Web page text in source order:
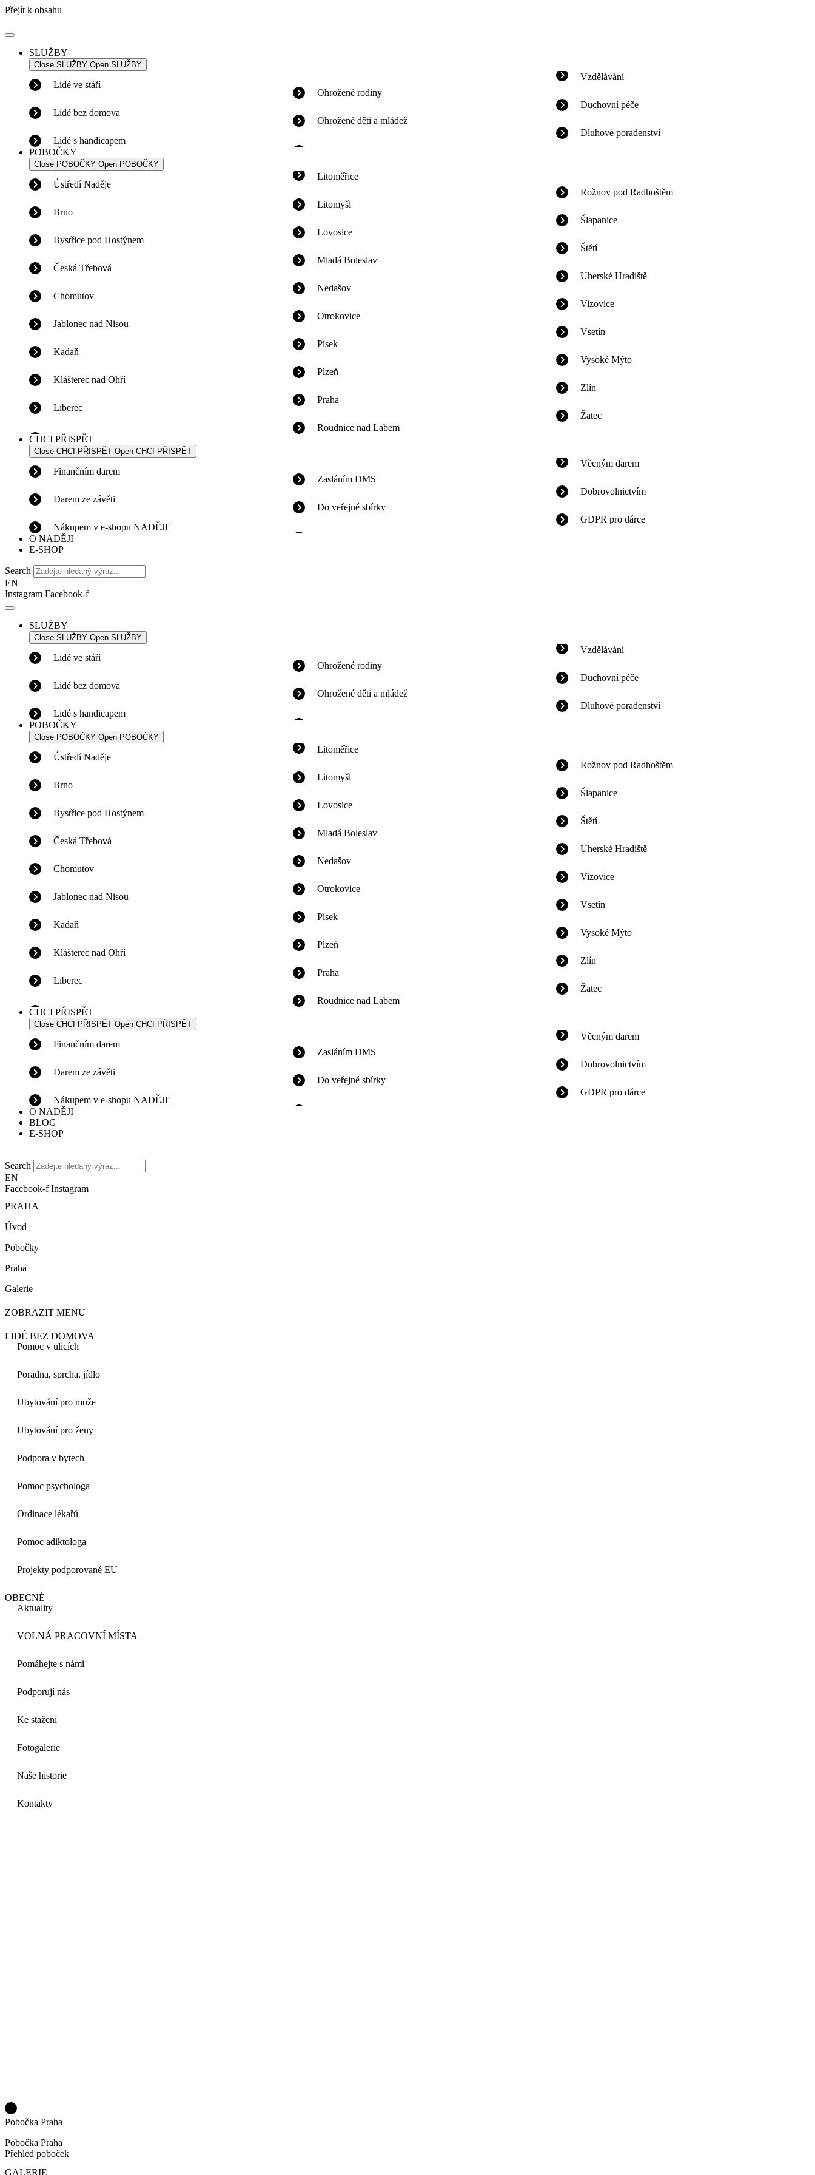
Přejít k obsahu
SLUŽBY
Close SLUŽBY Open SLUŽBY
Lidé ve stáří
Lidé bez domova
Lidé s handicapem
Ohrožené rodiny
Ohrožené děti a mládež
Vzdělávání
Duchovní péče
Dluhové poradenství
POBOČKY
Close POBOČKY Open POBOČKY
Ústředí Naděje
Brno
Bystřice pod Hostýnem
Česká Třebová
Chomutov
Jablonec nad Nisou
Kadaň
Klášterec nad Ohří
Liberec
Litoměřice
Litomyšl
Lovosice
Mladá Boleslav
Nedašov
Otrokovice
Písek
Plzeň
Praha
Roudnice nad Labem
Rožnov pod Radhoštěm
Šlapanice
Štětí
Uherské Hradiště
Vizovice
Vsetín
Vysoké Mýto
Zlín
Žatec
CHCI PŘISPĚT
Close CHCI PŘISPĚT Open CHCI PŘISPĚT
Finančním darem
Darem ze závěti
Nákupem v e-shopu NADĚJE
Zasláním DMS
Do veřejné sbírky
Věcným darem
Dobrovolnictvím
GDPR pro dárce
O NADĚJI
E-SHOP
Search
EN
Instagram Facebook-f
SLUŽBY
Close SLUŽBY Open SLUŽBY
Lidé ve stáří
Lidé bez domova
Lidé s handicapem
Ohrožené rodiny
Ohrožené děti a mládež
Vzdělávání
Duchovní péče
Dluhové poradenství
POBOČKY
Close POBOČKY Open POBOČKY
Ústředí Naděje
Brno
Bystřice pod Hostýnem
Česká Třebová
Chomutov
Jablonec nad Nisou
Kadaň
Klášterec nad Ohří
Liberec
Litoměřice
Litomyšl
Lovosice
Mladá Boleslav
Nedašov
Otrokovice
Písek
Plzeň
Praha
Roudnice nad Labem
Rožnov pod Radhoštěm
Šlapanice
Štětí
Uherské Hradiště
Vizovice
Vsetín
Vysoké Mýto
Zlín
Žatec
CHCI PŘISPĚT
Close CHCI PŘISPĚT Open CHCI PŘISPĚT
Finančním darem
Darem ze závěti
Nákupem v e-shopu NADĚJE
Zasláním DMS
Do veřejné sbírky
Věcným darem
Dobrovolnictvím
GDPR pro dárce
O NADĚJI
BLOG
E-SHOP
Search
EN
Facebook-f Instagram
PRAHA
Úvod
Pobočky
Praha
Galerie
ZOBRAZIT MENU
LIDÉ BEZ DOMOVA
Pomoc v ulicích
Poradna, sprcha, jídlo
Ubytování pro muže
Ubytování pro ženy
Podpora v bytech
Pomoc psychologa
Ordinace lékařů
Pomoc adiktologa
Projekty podporované EU
OBECNÉ
Aktuality
VOLNÁ PRACOVNÍ MÍSTA
Pomáhejte s námi
Podporují nás
Ke stažení
Fotogalerie
Naše historie
Kontakty
Pobočka Praha
Pobočka Praha
Přehled poboček
GALERIE